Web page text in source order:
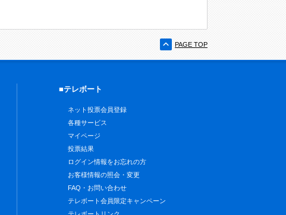
PAGE TOP
■テレボート
ネット投票会員登録
各種サービス
マイページ
投票結果
ログイン情報をお忘れの方
お客様情報の照会・変更
FAQ・お問い合わせ
テレボート会員限定キャンペーン